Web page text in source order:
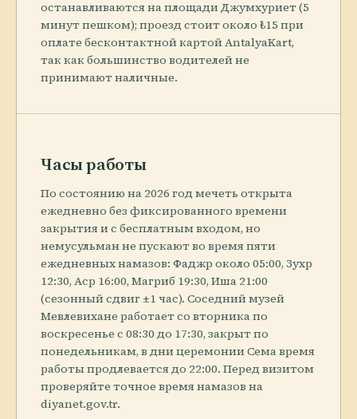
останавливаются на площади Джумхуриет (5
минут пешком); проезд стоит около ₺15 при
оплате бесконтактной картой AntalyaKart,
так как большинство водителей не
принимают наличные.
Часы работы
По состоянию на 2026 год мечеть открыта
ежедневно без фиксированного времени
закрытия и с бесплатным входом, но
немусульман не пускают во время пяти
ежедневных намазов: Фаджр около 05:00, Зухр
12:30, Аср 16:00, Магриб 19:30, Иша 21:00
(сезонный сдвиг ±1 час). Соседний музей
Мевлевихане работает со вторника по
воскресенье с 08:30 до 17:30, закрыт по
понедельникам, в дни церемонии Сема время
работы продлевается до 22:00. Перед визитом
проверяйте точное время намазов на
diyanet.gov.tr.